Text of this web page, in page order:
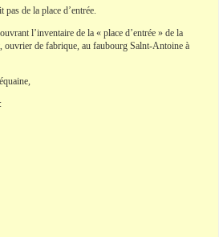
de la place d’entrée.
l’inventaire de la « place d’entrée » de la
ouvrier de fabrique, au faubourg Salnt-Antoine à